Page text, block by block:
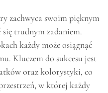
zachwyca swoim pięknym
trudnym zadaniem.
każdy może osiągnąć
Kluczem do sukcesu jest
oraz kolorystyki, co
w której każdy